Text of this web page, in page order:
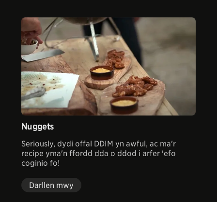
Nuggets
Seriously, dydi offal DDIM yn awful, ac ma'r
recipe yma'n ffordd dda o ddod i arfer 'efo
coginio fo!
Darllen mwy